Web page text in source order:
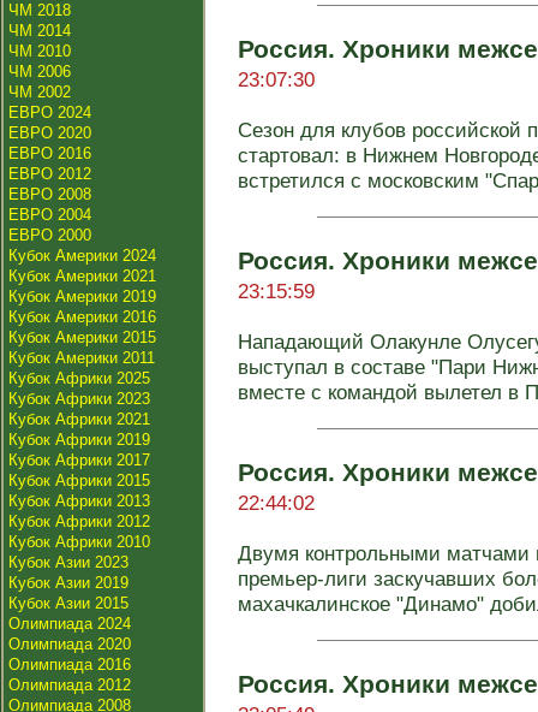
ЧМ 2018
ЧМ 2014
ЧМ 2010
ЧМ 2006
ЧМ 2002
ЕВРО 2024
ЕВРО 2020
ЕВРО 2016
ЕВРО 2012
ЕВРО 2008
ЕВРО 2004
ЕВРО 2000
Кубок Америки 2024
Кубок Америки 2021
Кубок Америки 2019
Кубок Америки 2016
Кубок Америки 2015
Кубок Америки 2011
Кубок Африки 2025
Кубок Африки 2023
Кубок Африки 2021
Кубок Африки 2019
Кубок Африки 2017
Кубок Африки 2015
Кубок Африки 2013
Кубок Африки 2012
Кубок Африки 2010
Кубок Азии 2023
Кубок Азии 2019
Кубок Азии 2015
Олимпиада 2024
Олимпиада 2020
Олимпиада 2016
Олимпиада 2012
Олимпиада 2008
Россия. Хроники
23:07:30
Сезон для клубов российской
стартовал: в Нижнем
встретился с московским
Россия. Хроники
23:15:59
Нападающий Олакунле
выступал в составе "Пари
вместе с командой вылетел в
Россия. Хроники
22:44:02
Двумя контрольными матчами
премьер-лиги заскучавших
махачкалинское "Динамо"
Россия. Хроники